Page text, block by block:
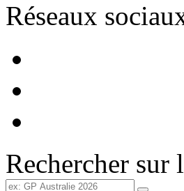
Réseaux
Rechercher sur